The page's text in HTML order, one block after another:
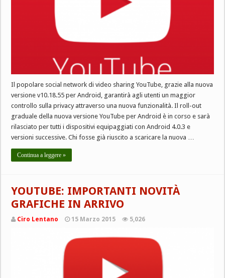
Il popolare social network di video sharing YouTube, grazie alla nuova
versione v10.18.55 per Android, garantirà agli utenti un maggior
controllo sulla privacy attraverso una nuova funzionalità. Il roll-out
graduale della nuova versione YouTube per Android è in corso e sarà
rilasciato per tutti i dispositivi equipaggiati con Android 4.0.3 e
versioni successive. Chi fosse già riuscito a scaricare la nuova …
Continua a leggere »
YOUTUBE: IMPORTANTI NOVITÀ
GRAFICHE IN ARRIVO
Ciro Lentano 15 Marzo 2015 5,026